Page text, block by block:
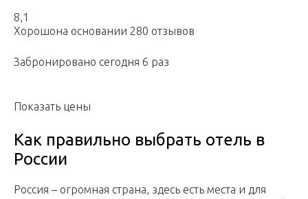
8,1
Хорошона основании 280 отзывов
Забронировано сегодня 6 раз
Показать цены
Как правильно выбрать отель в
России
Россия – огромная страна, здесь есть места и для